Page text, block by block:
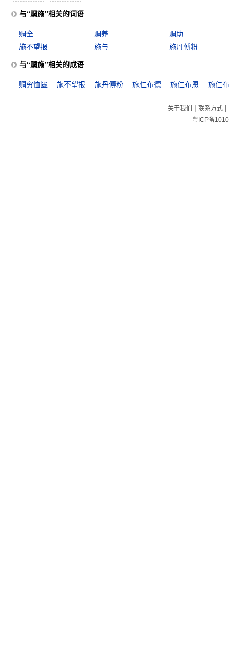
与“赒施”相关的词语
赒全 赒养
赒助
施不望报
施与 施丹傅粉
与“赒施”相关的成语
赒穷恤匮 施不望报 施丹傅粉 施仁布德 施仁布恩 施仁
关于我们 | 联系方式|
粤ICP备